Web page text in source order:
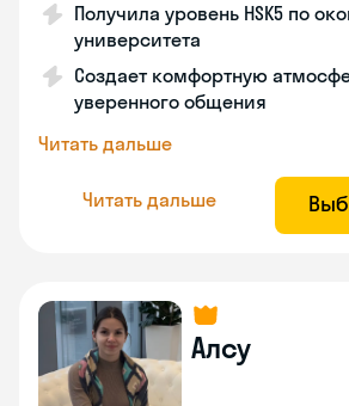
Получила уровень HSK5 по
университета
Создает комфортную
уверенного общения
Читать дальше
Читать дальше
Алсу